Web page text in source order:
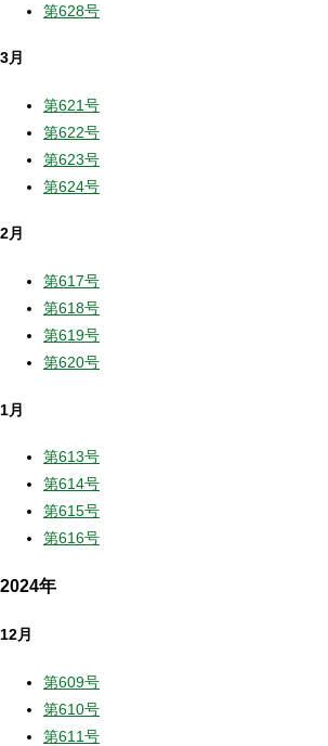
第628号
3月
第621号
第622号
第623号
第624号
2月
第617号
第618号
第619号
第620号
1月
第613号
第614号
第615号
第616号
2024年
12月
第609号
第610号
第611号